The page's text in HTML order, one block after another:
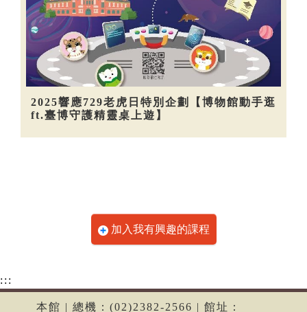
2025響應729老虎日特別企劃【博物館動手逛
ft.臺博守護精靈桌上遊】
加入我有興趣的課程
:::
本館 | 總機：(02)2382-2566 | 館址：